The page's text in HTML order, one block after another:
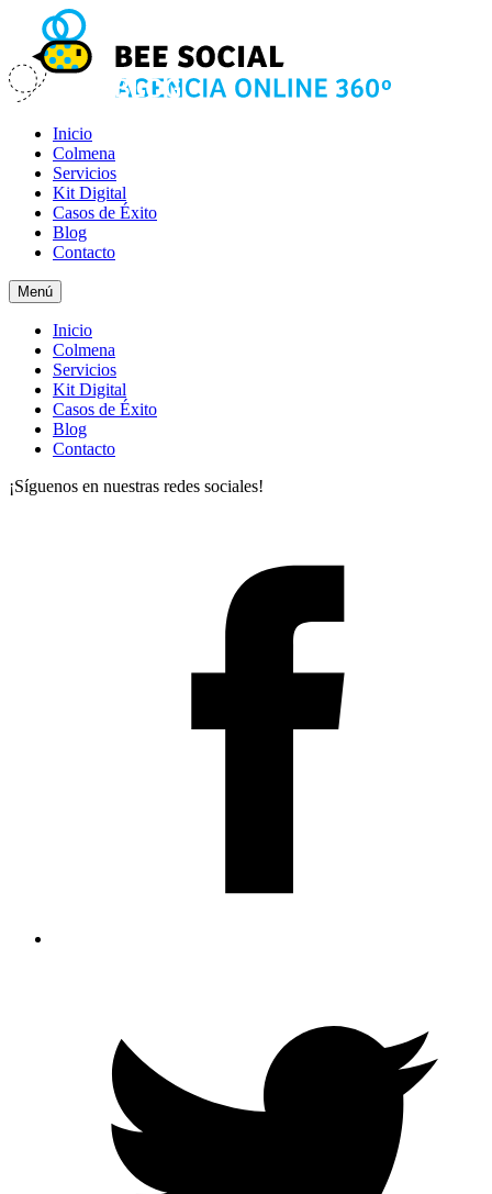
Inicio
Colmena
Servicios
Kit Digital
Casos de Éxito
Blog
Contacto
Menú
Inicio
Colmena
Servicios
Kit Digital
Casos de Éxito
Blog
Contacto
¡Síguenos en nuestras redes sociales!